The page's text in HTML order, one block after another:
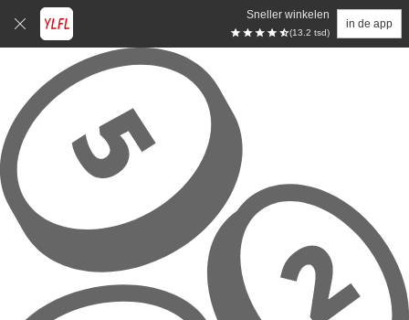
Sneller winkelen
(13.2 tsd)
in de app
Overslaan naar hoofdinhoud